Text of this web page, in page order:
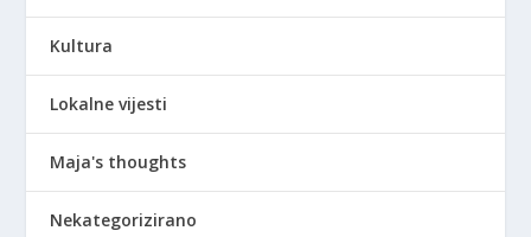
Kultura
Lokalne vijesti
Maja's thoughts
Nekategorizirano